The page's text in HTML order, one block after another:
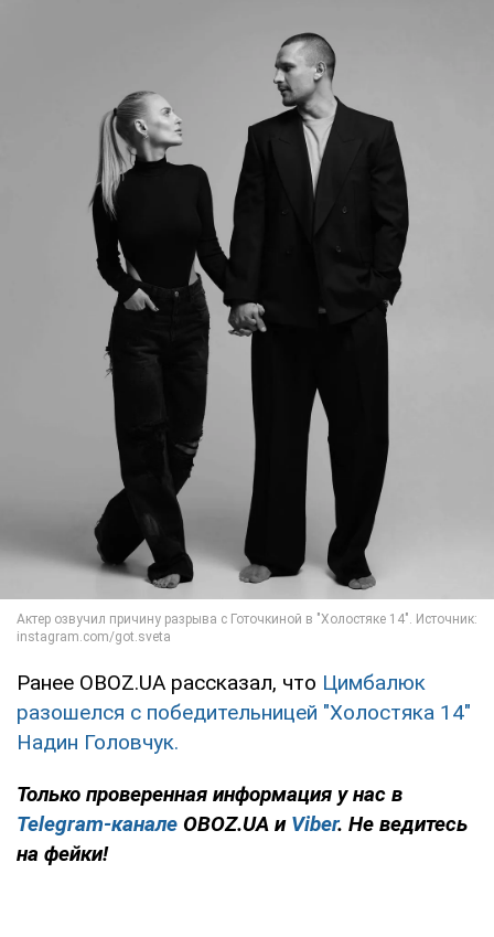
Ранее OBOZ.UA рассказал, что Цимбалюк
разошелся с победительницей "Холостяка 14"
Надин Головчук.
Только проверенная информация у нас в
Telegram-канале OBOZ.UA и Viber. Не ведитесь
на фейки!